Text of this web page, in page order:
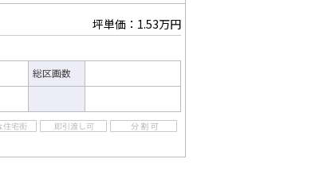
坪単価：1.53万円
総区画数